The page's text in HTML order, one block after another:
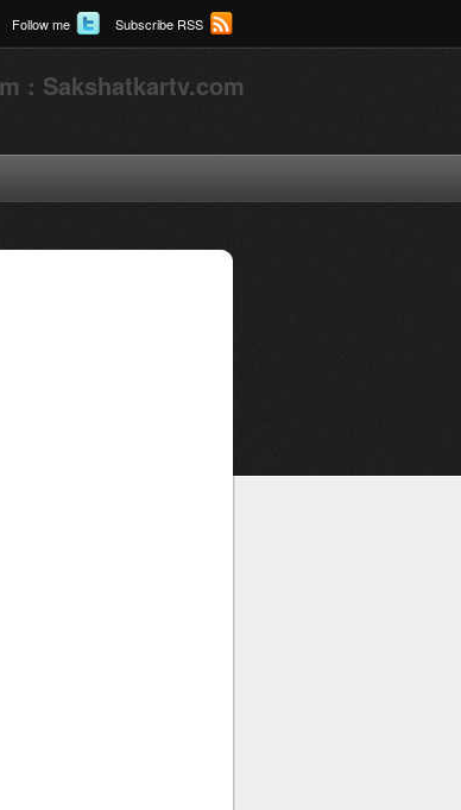
Follow me Subscribe RSS
: Sakshatkartv.com